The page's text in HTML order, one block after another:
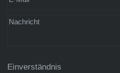
Einverständnis